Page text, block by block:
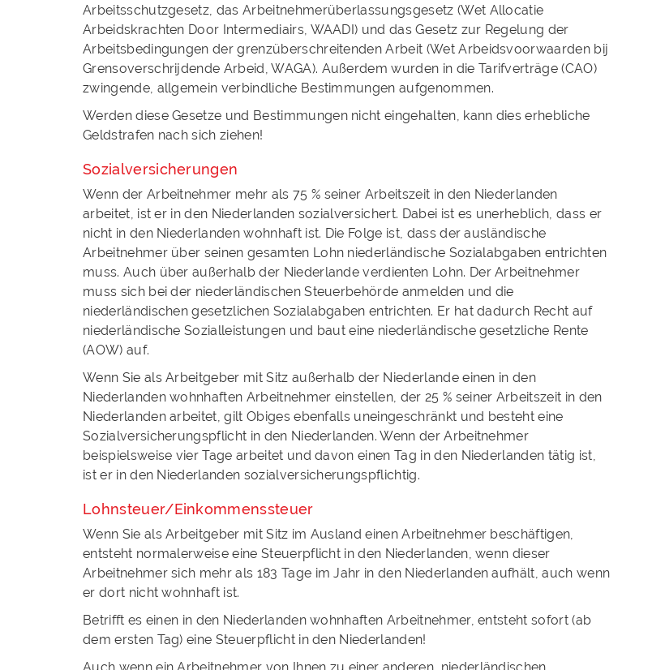
Arbeitsschutzgesetz, das Arbeitnehmerüberlassungsgesetz (Wet Allocatie
Arbeidskrachten Door Intermediairs, WAADI) und das Gesetz zur Regelung der
Arbeitsbedingungen der grenzüberschreitenden Arbeit (Wet Arbeidsvoorwaarden bij
Grensoverschrijdende Arbeid, WAGA). Außerdem wurden in die Tarifverträge (CAO)
zwingende, allgemein verbindliche Bestimmungen aufgenommen.
Werden diese Gesetze und Bestimmungen nicht eingehalten, kann dies erhebliche
Geldstrafen nach sich ziehen!
Sozialversicherungen
Wenn der Arbeitnehmer mehr als 75 % seiner Arbeitszeit in den Niederlanden
arbeitet, ist er in den Niederlanden sozialversichert. Dabei ist es unerheblich, dass er
nicht in den Niederlanden wohnhaft ist. Die Folge ist, dass der ausländische
Arbeitnehmer über seinen gesamten Lohn niederländische Sozialabgaben entrichten
muss. Auch über außerhalb der Niederlande verdienten Lohn. Der Arbeitnehmer
muss sich bei der niederländischen Steuerbehörde anmelden und die
niederländischen gesetzlichen Sozialabgaben entrichten. Er hat dadurch Recht auf
niederländische Sozialleistungen und baut eine niederländische gesetzliche Rente
(AOW) auf.
Wenn Sie als Arbeitgeber mit Sitz außerhalb der Niederlande einen in den
Niederlanden wohnhaften Arbeitnehmer einstellen, der 25 % seiner Arbeitszeit in den
Niederlanden arbeitet, gilt Obiges ebenfalls uneingeschränkt und besteht eine
Sozialversicherungspflicht in den Niederlanden. Wenn der Arbeitnehmer
beispielsweise vier Tage arbeitet und davon einen Tag in den Niederlanden tätig ist,
ist er in den Niederlanden sozialversicherungspflichtig.
Lohnsteuer/Einkommenssteuer
Wenn Sie als Arbeitgeber mit Sitz im Ausland einen Arbeitnehmer beschäftigen,
entsteht normalerweise eine Steuerpflicht in den Niederlanden, wenn dieser
Arbeitnehmer sich mehr als 183 Tage im Jahr in den Niederlanden aufhält, auch wenn
er dort nicht wohnhaft ist.
Betrifft es einen in den Niederlanden wohnhaften Arbeitnehmer, entsteht sofort (ab
dem ersten Tag) eine Steuerpflicht in den Niederlanden!